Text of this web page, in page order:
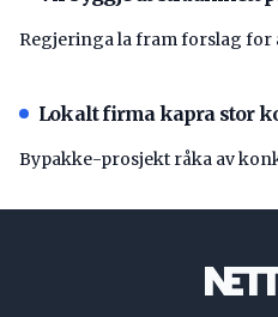
Regjeringa la fram forslag
Lokalt firma kapra stor
Bypakke-prosjekt råka av